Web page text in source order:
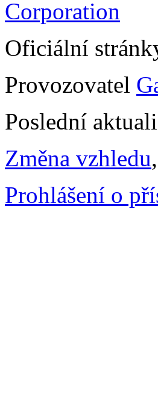
Oficiální
Provozovatel
Poslední
Změna vzhledu,
Prohlášení o